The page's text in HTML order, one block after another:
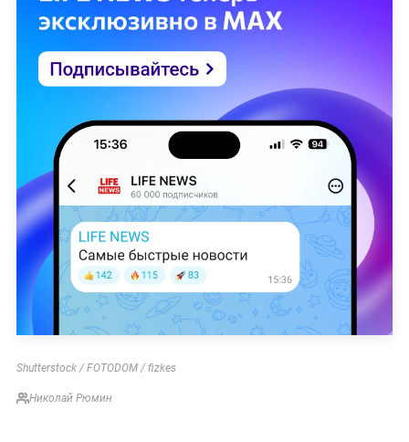
Shutterstock / FOTODOM / fizkes
Николай Рюмин